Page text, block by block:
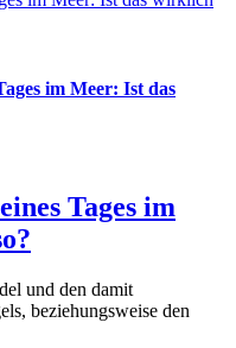
im Meer: Ist das
Tages im
und den damit
beziehungsweise den